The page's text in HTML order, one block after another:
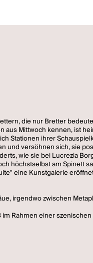
die nur Bretter
aus Mittwoch kennen, ist
Stationen ihrer
versöhnen sich, sie
wie sie bei Lucrezia
höchstselbst am Spinett
eine Kunstgalerie
irgendwo zwischen
Rahmen einer